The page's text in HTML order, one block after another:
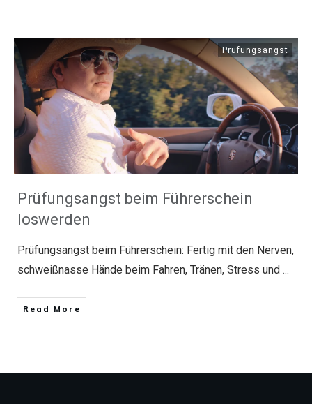
Prüfungsangst
Prüfungsangst beim Führerschein
loswerden
Prüfungsangst beim Führerschein: Fertig mit den Nerven,
schweißnasse Hände beim Fahren, Tränen, Stress und ...
​Read More